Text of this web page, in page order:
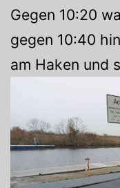
Gegen 10:20
gegen 10:40
am Haken und